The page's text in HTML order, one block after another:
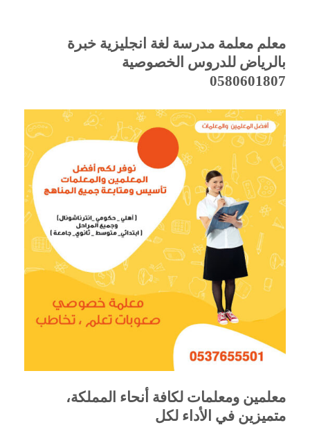
معلم معلمة مدرسة لغة انجليزية خبرة
بالرياض للدروس الخصوصية
0580601807
معلمين ومعلمات لكافة أنحاء المملكة،
متميزين في الأداء لكل